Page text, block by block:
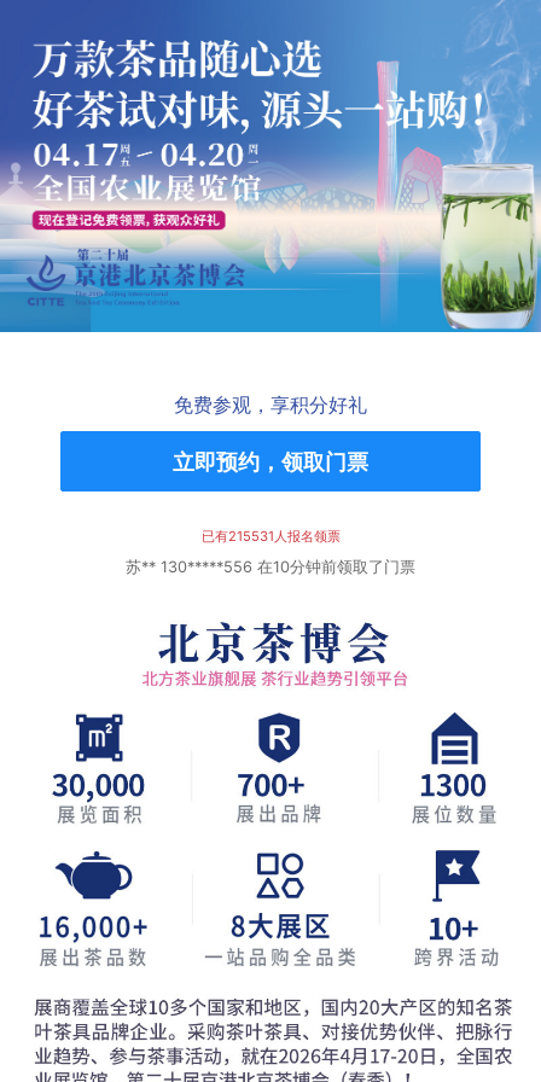
免费参观，享积分好礼
立即预约，领取门票
已有215531人报名领票
赵** 158*****997 在49分钟前领取了门票
文** 132*****526 在24分钟前领取了门票
苏** 130*****556 在10分钟前领取了门票
京** 138*****918 在58分钟前领取了门票
王** 130*****968 在59分钟前领取了门票
王** 171*****698 在6分钟前领取了门票
郭** 135*****412 在12分钟前领取了门票
郑** 185*****921 在9分钟前领取了门票
张** 137*****617 在28分钟前领取了门票